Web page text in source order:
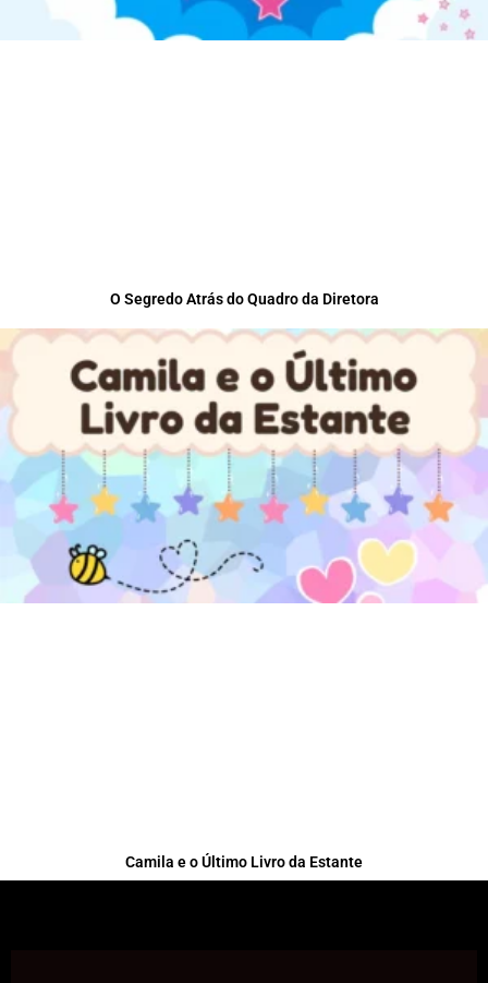
O Segredo Atrás do Quadro da Diretora
Camila e o Último Livro da Estante